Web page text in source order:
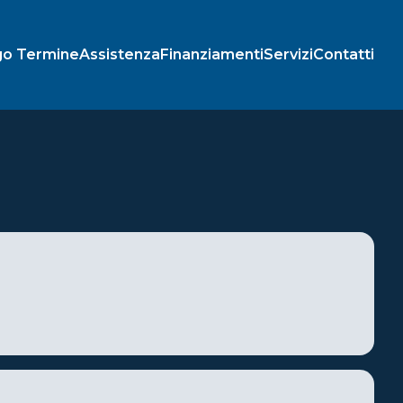
TermineAssistenzaFinanziamentiServiziContatti